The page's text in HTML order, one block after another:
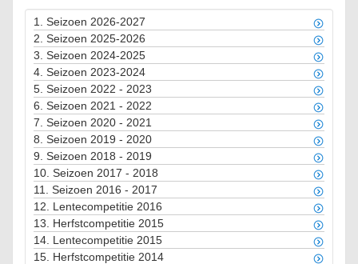
1. Seizoen 2026-2027
2. Seizoen 2025-2026
3. Seizoen 2024-2025
4. Seizoen 2023-2024
5. Seizoen 2022 - 2023
6. Seizoen 2021 - 2022
7. Seizoen 2020 - 2021
8. Seizoen 2019 - 2020
9. Seizoen 2018 - 2019
10. Seizoen 2017 - 2018
11. Seizoen 2016 - 2017
12. Lentecompetitie 2016
13. Herfstcompetitie 2015
14. Lentecompetitie 2015
15. Herfstcompetitie 2014